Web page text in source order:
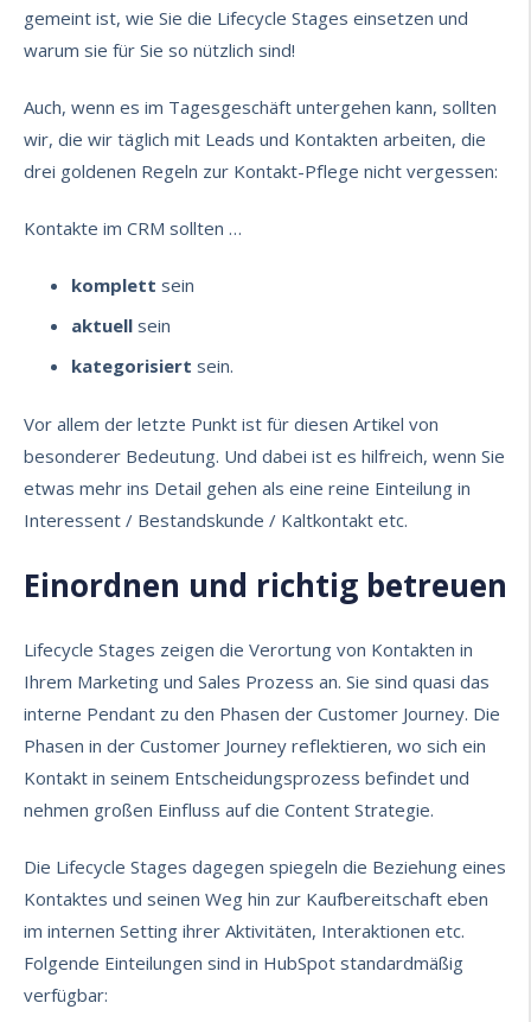
gemeint ist, wie Sie die Lifecycle Stages einsetzen und
warum sie für Sie so nützlich sind!
Auch, wenn es im Tagesgeschäft untergehen kann, sollten
wir, die wir täglich mit Leads und Kontakten arbeiten, die
drei goldenen Regeln zur Kontakt-Pflege nicht vergessen:
Kontakte im CRM sollten …
komplett sein
aktuell sein
kategorisiert sein.
Vor allem der letzte Punkt ist für diesen Artikel von
besonderer Bedeutung. Und dabei ist es hilfreich, wenn Sie
etwas mehr ins Detail gehen als eine reine Einteilung in
Interessent / Bestandskunde / Kaltkontakt etc.
Einordnen und richtig betreuen
Lifecycle Stages zeigen die Verortung von Kontakten in
Ihrem Marketing und Sales Prozess an. Sie sind quasi das
interne Pendant zu den Phasen der Customer Journey. Die
Phasen in der Customer Journey reflektieren, wo sich ein
Kontakt in seinem Entscheidungsprozess befindet und
nehmen großen Einfluss auf die Content Strategie.
Die Lifecycle Stages dagegen spiegeln die Beziehung eines
Kontaktes und seinen Weg hin zur Kaufbereitschaft eben
im internen Setting ihrer Aktivitäten, Interaktionen etc.
Folgende Einteilungen sind in HubSpot standardmäßig
verfügbar: